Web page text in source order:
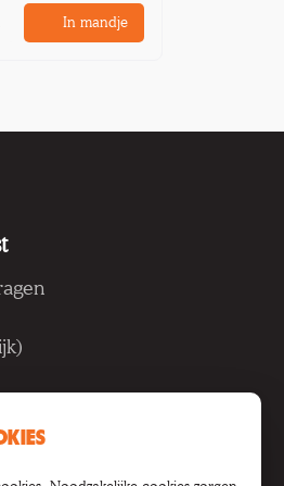
In mandje
vzw
124, 9000